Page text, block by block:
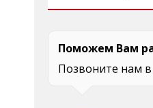
Поможем Вам
Позвоните нам в